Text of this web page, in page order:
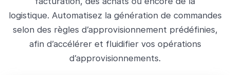
logistique. Automatisez la génération de commandes
selon des règles d’approvisionnement prédéfinies,
afin d’accélérer et fluidifier vos opérations
d’approvisionnements.